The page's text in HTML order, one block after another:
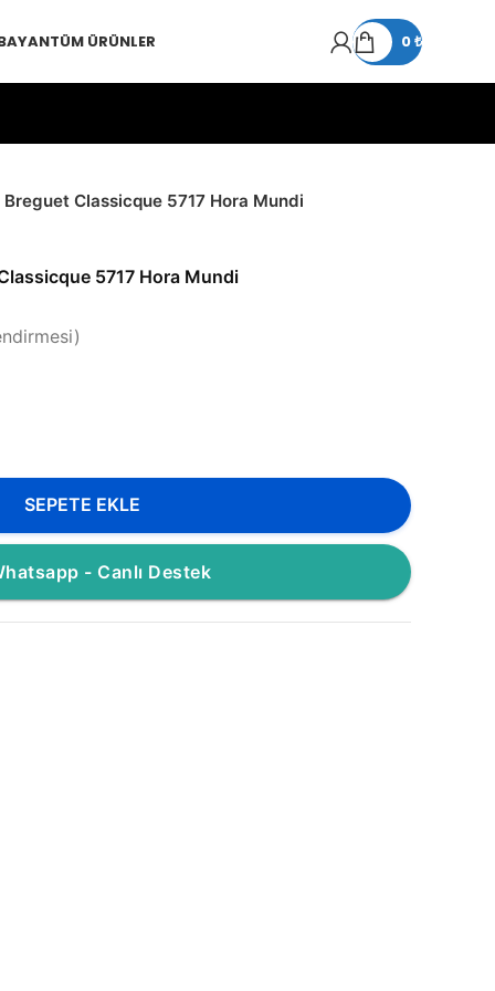
TÜM ÜRÜNLER 0₺
Breguet Classicque 5717 Hora Mundi
5717 Hora Mundi
SEPETE EKLE
- Canlı Destek